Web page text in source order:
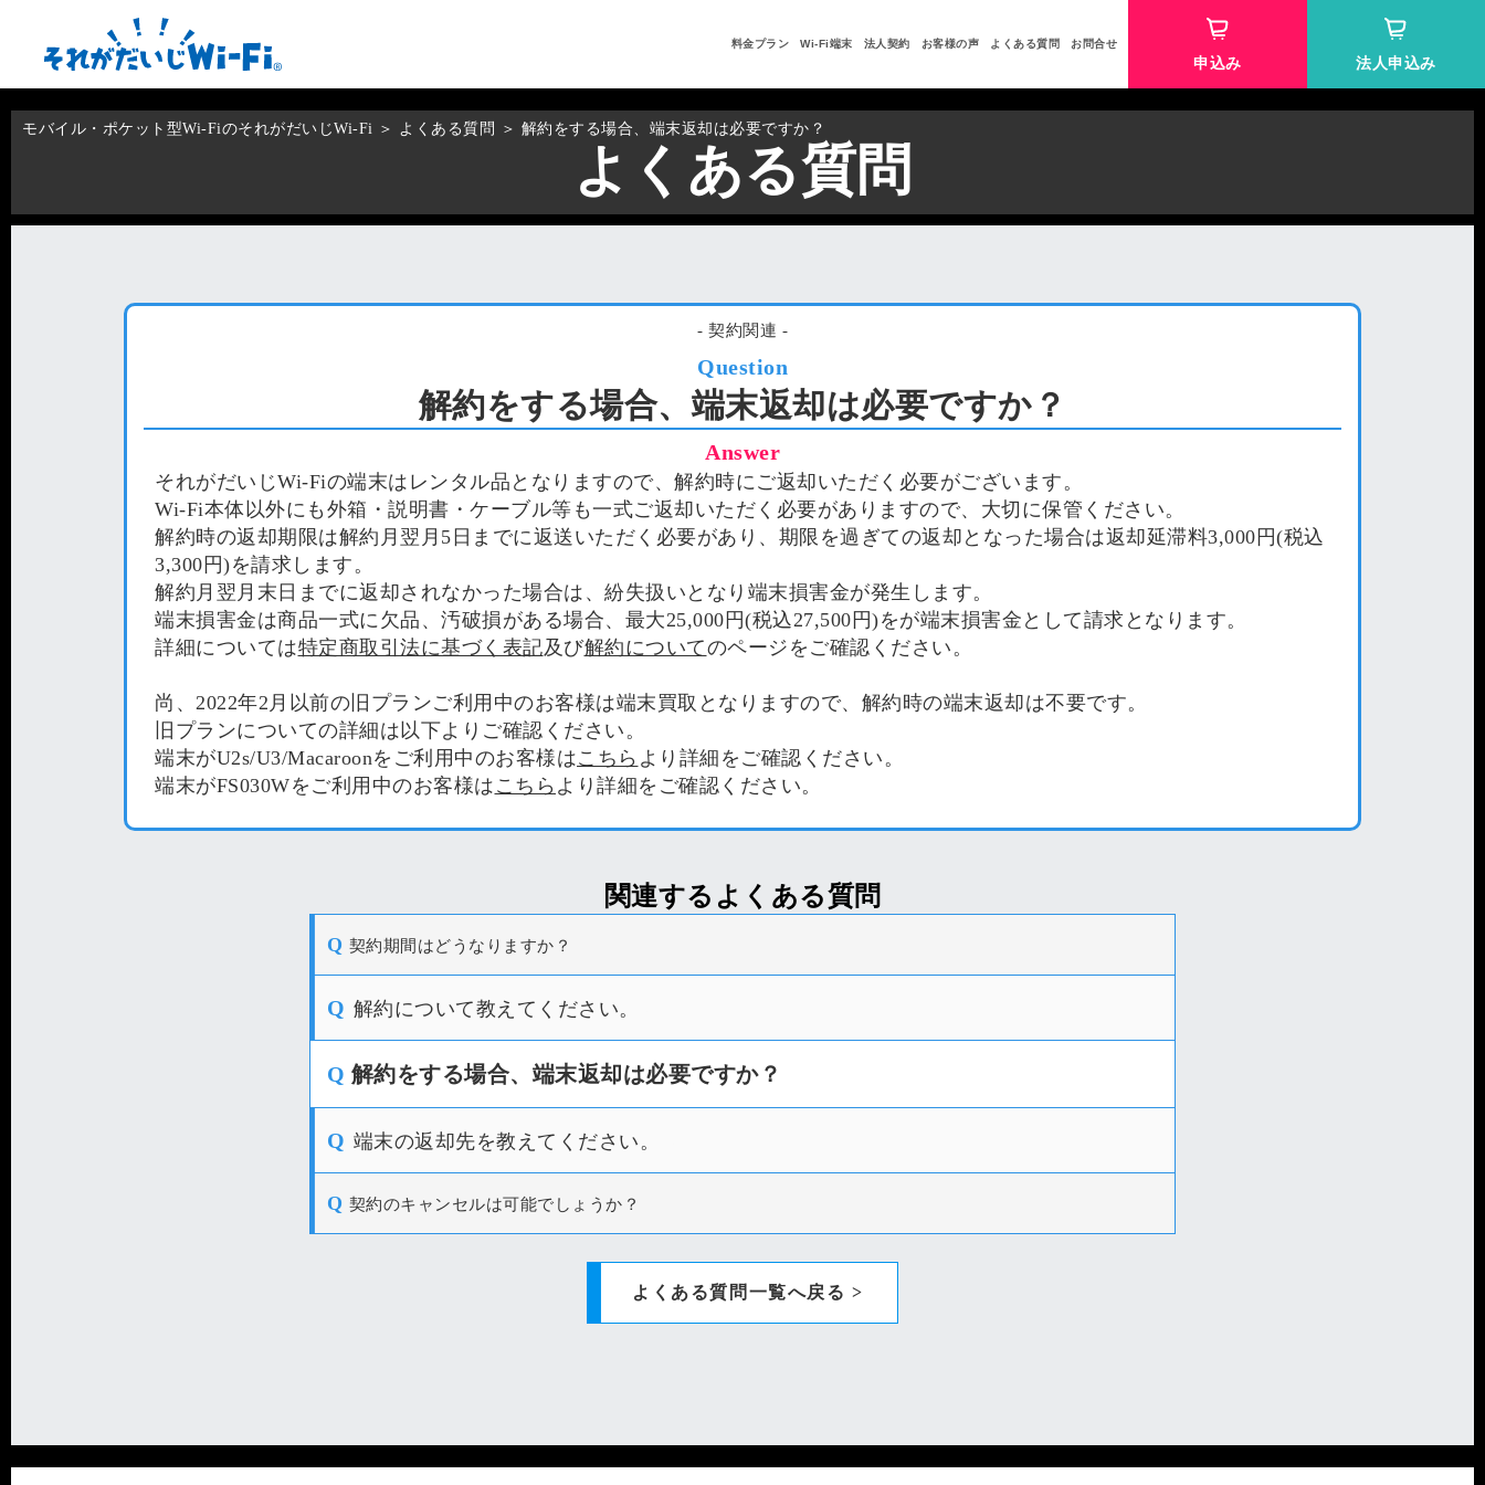
料金プラン Wi-Fi端末 法人契約 お客様の声 よくある質問 お問合せ
申込み 法人申込み
モバイル・ポケット型Wi-FiのそれがだいじWi-Fi ＞ よくある質問 ＞ 解約をする場合、端末返却は必要ですか？
よくある質問
- 契約関連 -
Question
解約をする場合、端末返却は必要ですか？
Answer
それがだいじWi-Fiの端末はレンタル品となりますので、解約時にご返却いただく必要がございます。
Wi-Fi本体以外にも外箱・説明書・ケーブル等も一式ご返却いただく必要がありますので、大切に保管ください。
解約時の返却期限は解約月翌月5日までに返送いただく必要があり、期限を過ぎての返却となった場合は返却延滞料3,000円(税込
3,300円)を請求します。
解約月翌月末日までに返却されなかった場合は、紛失扱いとなり端末損害金が発生します。
端末損害金は商品一式に欠品、汚破損がある場合、最大25,000円(税込27,500円)をが端末損害金として請求となります。
詳細については特定商取引法に基づく表記及び解約についてのページをご確認ください。
尚、2022年2月以前の旧プランご利用中のお客様は端末買取となりますので、解約時の端末返却は不要です。
旧プランについての詳細は以下よりご確認ください。
端末がU2s/U3/Macaroonをご利用中のお客様はこちら より詳細をご確認ください。
端末がFS030Wをご利用中のお客様は こちら より詳細をご確認ください。
関連するよくある質問
Q 契約期間はどうなりますか？
Q 解約について教えてください。
Q 解約をする場合、端末返却は必要ですか？
Q 端末の返却先を教えてください。
Q 契約のキャンセルは可能でしょうか？
よくある質問一覧へ戻る >